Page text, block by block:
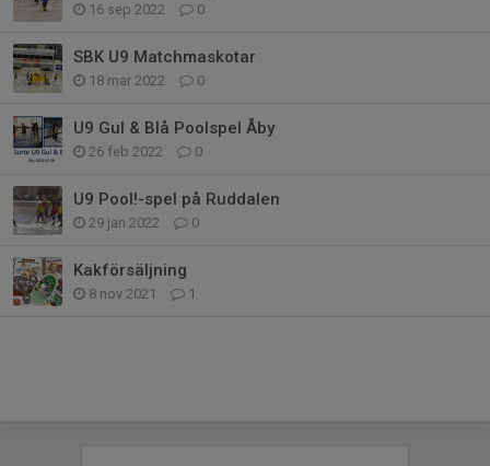
16 sep 2022 0
SBK U9 Matchmaskotar
18 mar 2022 0
U9 Gul & Blå Poolspel Åby
26 feb 2022 0
U9 Pool!-spel på Ruddalen
29 jan 2022 0
Kakförsäljning
8 nov 2021 1